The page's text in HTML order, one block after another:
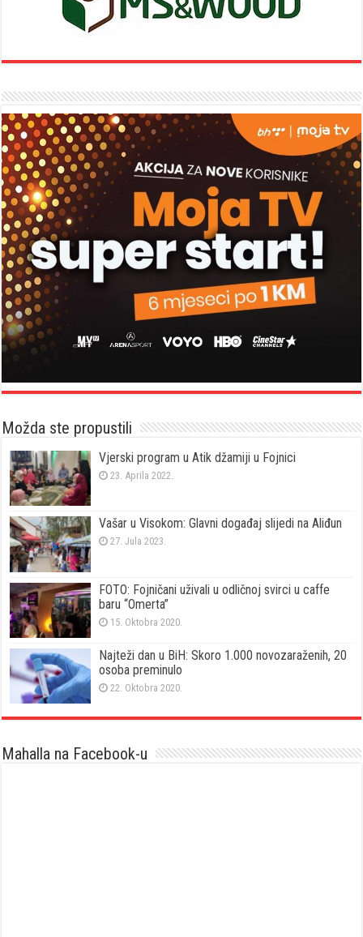
Možda ste propustili
Vjerski program u Atik džamiji u Fojnici
23. Aprila 2022.
Vašar u Visokom: Glavni događaj slijedi na Aliđun
27. Jula 2023.
FOTO: Fojničani uživali u odličnoj svirci u caffe
baru “Omerta”
15. Oktobra 2020.
Najteži dan u BiH: Skoro 1.000 novozaraženih, 20
osoba preminulo
22. Oktobra 2020.
Mahalla na Facebook-u